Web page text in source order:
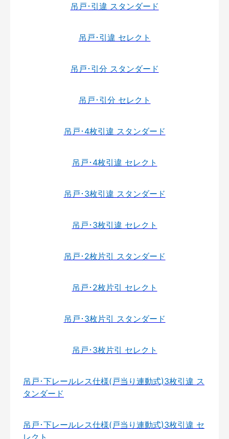
吊戸･引違 スタンダード
吊戸･引違 セレクト
吊戸･引分 スタンダード
吊戸･引分 セレクト
吊戸･4枚引違 スタンダード
吊戸･4枚引違 セレクト
吊戸･3枚引違 スタンダード
吊戸･3枚引違 セレクト
吊戸･2枚片引 スタンダード
吊戸･2枚片引 セレクト
吊戸･3枚片引 スタンダード
吊戸･3枚片引 セレクト
吊戸･下レールレス仕様(戸当り連動式)3枚引違 ス
タンダード
吊戸･下レールレス仕様(戸当り連動式)3枚引違 セ